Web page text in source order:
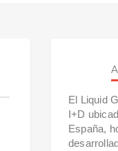
El Liquid
I+D
España,